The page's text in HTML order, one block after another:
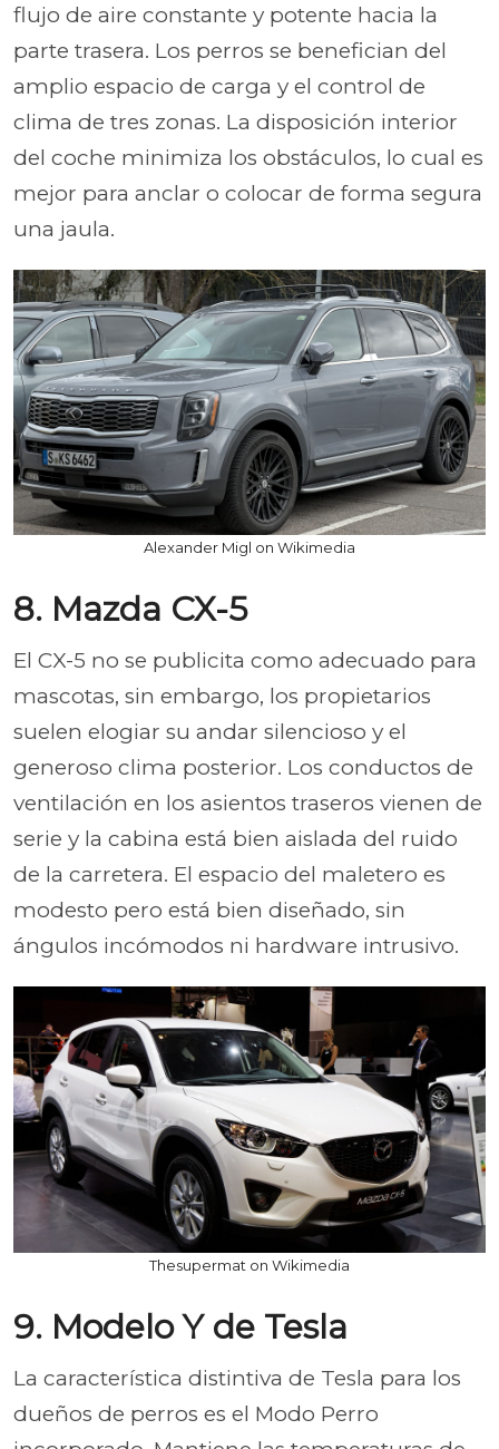
flujo de aire constante y potente hacia la
parte trasera. Los perros se benefician del
amplio espacio de carga y el control de
clima de tres zonas. La disposición interior
del coche minimiza los obstáculos, lo cual es
mejor para anclar o colocar de forma segura
una jaula.
Alexander Migl on Wikimedia
8. Mazda CX-5
El CX-5 no se publicita como adecuado para
mascotas, sin embargo, los propietarios
suelen elogiar su andar silencioso y el
generoso clima posterior. Los conductos de
ventilación en los asientos traseros vienen de
serie y la cabina está bien aislada del ruido
de la carretera. El espacio del maletero es
modesto pero está bien diseñado, sin
ángulos incómodos ni hardware intrusivo.
Thesupermat on Wikimedia
9. Modelo Y de Tesla
La característica distintiva de Tesla para los
dueños de perros es el Modo Perro